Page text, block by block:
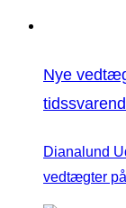
Nye
Dianalund
vedtægter